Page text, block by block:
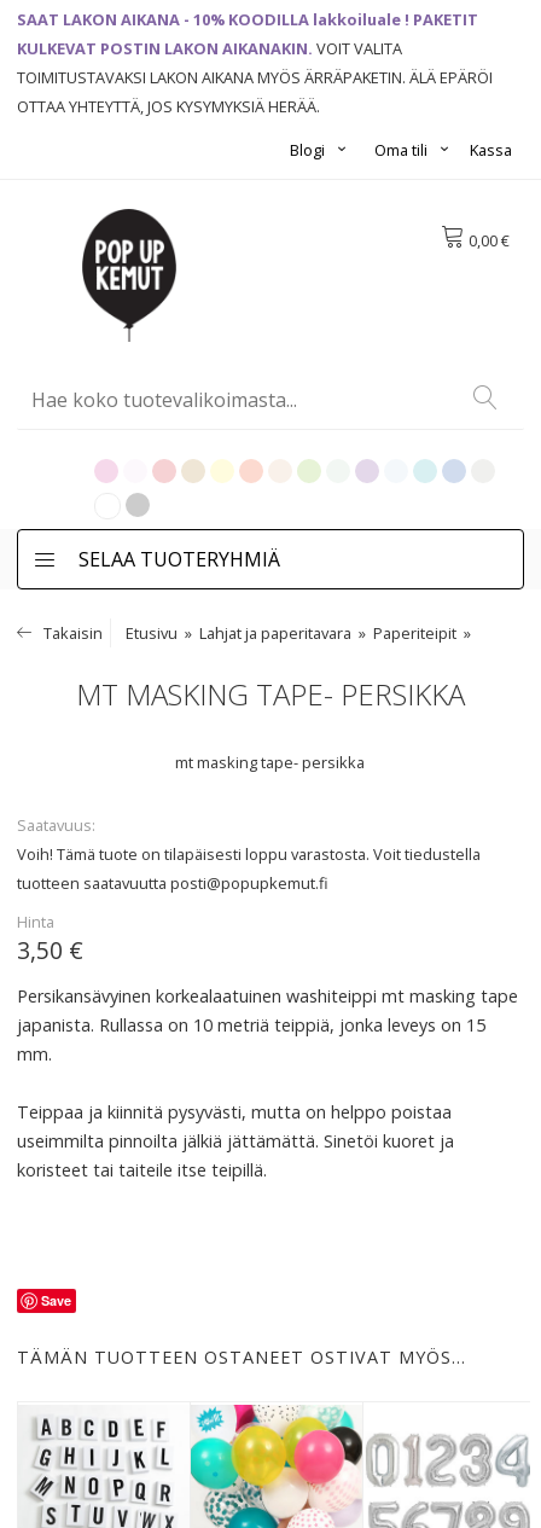
SAAT LAKON AIKANA - 10% KOODILLA lakkoiluale ! PAKETIT
KULKEVAT POSTIN LAKON AIKANAKIN.VOIT VALITA
TOIMITUSTAVAKSI LAKON AIKANA MYÖS ÄRRÄPAKETIN. ÄLÄ EPÄRÖI
OTTAA YHTEYTTÄ, JOS KYSYMYKSIÄ HERÄÄ.
Kassa
Oma tili
Blogi
0,00 €
SELAA TUOTERYHMIÄ
Takaisin Etusivu Lahjat ja paperitavara Paperiteipit
MT MASKING TAPE- PERSIKKA
mt masking tape- persikka
Saatavuus
Voih! Tämä tuote on tilapäisesti loppu varastosta. Voit tiedustella
tuotteen saatavuuttaposti@popupkemut.fi
Hinta
3,50 €
Persikansävyinen korkealaatuinen washiteippi mt masking tape
japanista. Rullassa on 10 metriä teippiä, jonka leveys on 15
mm.
Teippaa ja kiinnitä pysyvästi, mutta on helppo poistaa
useimmilta pinnoilta jälkiä jättämättä. Sinetöi kuoret ja
koristeet tai taiteile itse teipillä.
Save
TÄMÄN TUOTTEEN OSTANEET OSTIVAT MYÖS…